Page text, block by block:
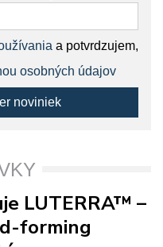
a potvrdzujem,
osobných údajov
noviniek
LUTERRA™ –
forming